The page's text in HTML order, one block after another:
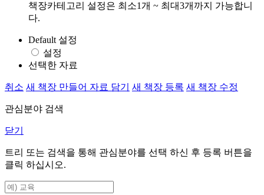
책장카테고리 설정은 최소1개 ~ 최대3개까지 가능합니
다.
Default 설정
설정
선택한 자료
취소 새 책장 만들어 자료 담기 새 책장 등록 새 책장 수정
관심분야 검색
닫기
트리 또는 검색을 통해 관심분야를 선택 하신 후 등록 버튼을
클릭 하십시오.